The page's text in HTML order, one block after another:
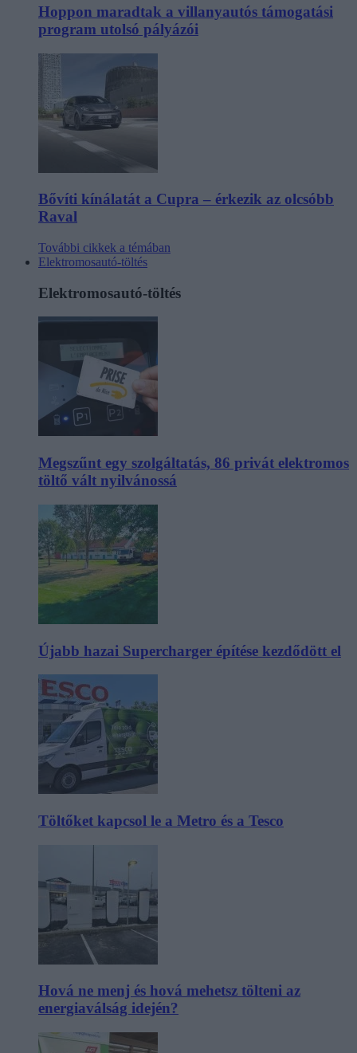
Hoppon maradtak a villanyautós támogatási
program utolsó pályázói
Bővíti kínálatát a Cupra – érkezik az olcsóbb
Raval
További cikkek a témában
Elektromosautó-töltés
Elektromosautó-töltés
Megszűnt egy szolgáltatás, 86 privát elektromos
töltő vált nyilvánossá
Újabb hazai Supercharger építése kezdődött el
Töltőket kapcsol le a Metro és a Tesco
Hová ne menj és hová mehetsz tölteni az
energiaválság idején?